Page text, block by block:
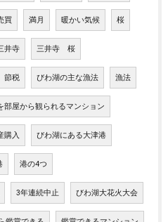
買 満月 暖かい気候 桜
井寺 三井寺 桜
節税 びわ湖の主な漁法 漁法
部屋から観られるマンション
購入 びわ湖にある大津港
港の4つ
3年連続中止 びわ湖大花火大会